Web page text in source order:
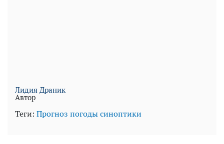
Лидия Драник
Автор
Теги: Прогноз погодысиноптики